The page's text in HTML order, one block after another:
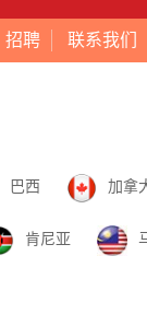
招聘 联系我们
巴西 加拿
肯尼亚